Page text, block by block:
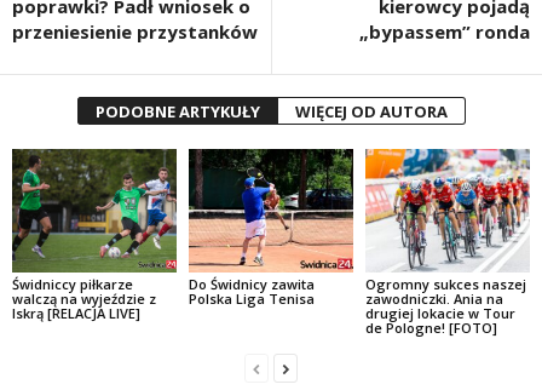
poprawki? Padł wniosek o
przeniesienie przystanków
kierowcy pojadą
„bypassem” ronda
PODOBNE ARTYKUŁY WIĘCEJ OD AUTORA
Świdniccy piłkarze
walczą na wyjeździe z
Iskrą [RELACJA LIVE]
Do Świdnicy zawita
Polska Liga Tenisa
Ogromny sukces naszej
zawodniczki. Ania na
drugiej lokacie w Tour
de Pologne! [FOTO]